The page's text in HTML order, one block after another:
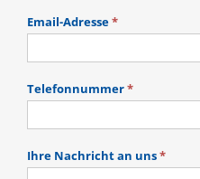
Email-Adresse*
Telefonnummer*
Ihre Nachricht an uns*